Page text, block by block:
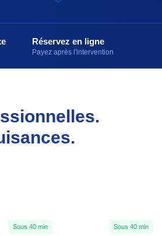
Réservez en ligne
Payez après l'intervention
Sous 40 min Sous 40 min